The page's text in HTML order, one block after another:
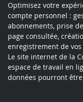
Optimisez votre
compte personnel :
abonnements, prise
page consultée,
enregistrement de
Le site internet de la
espace de travail en
données pourront